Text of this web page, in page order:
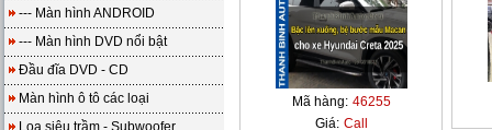
--- Màn hình ANDROID
--- Màn hình DVD nổi bật
Đầu đĩa DVD - CD
Màn hình ô tô các loại
Loa siêu trầm - Subwoofer
Mã hàng: 46255
Giá: Call